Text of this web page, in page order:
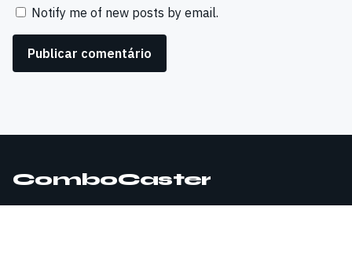
Notify me of new posts by email.
ComboCaster